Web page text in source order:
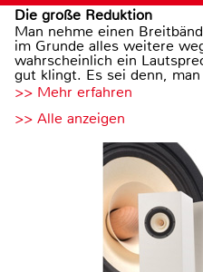
Die große Reduktion
Man nehme einen
im Grunde alles weitere
wahrscheinlich ein
gut klingt. Es sei denn,
>> Mehr erfahren
>> Alle anzeigen